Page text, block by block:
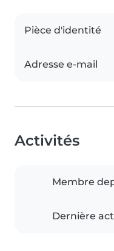
Pièce d'identité
Adresse e-mail
Activités
Membre
Dernière